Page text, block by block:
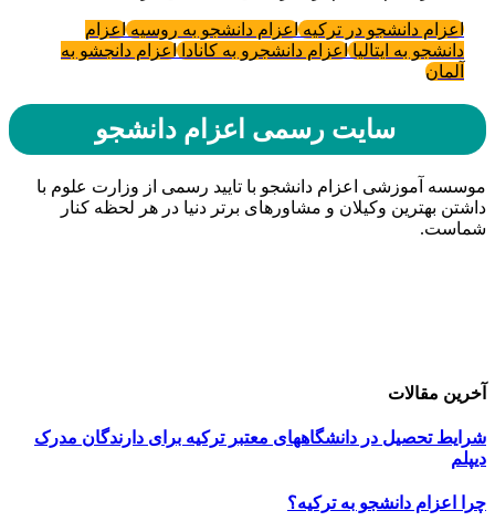
اعزام دانشجو در ترکیه اعزام دانشجو به روسیه اعزام
دانشجو به ایتالیا اعزام دانشجرو به کانادا اعزام دانجشو به
آلمان
سایت رسمی اعزام دانشجو
موسسه آموزشی اعزام دانشجو با تایید رسمی از وزارت علوم با
داشتن بهترین وکیلان و مشاورهای برتر دنیا در هر لحظه کنار
شماست.
آخرین مقالات
شرایط تحصیل در دانشگاههای معتبر ترکیه برای دارندگان مدرک
دیپلم
چرا اعزام دانشجو به ترکیه؟